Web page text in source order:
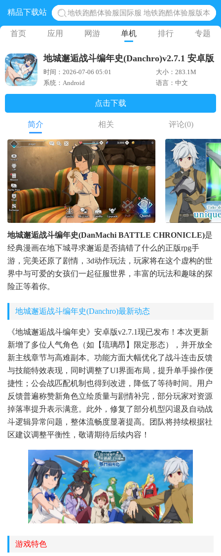
精品下载站
地铁跑酷体验服国际服 地铁跑酷体验服版本
网易光遇手游正版 点亮星空共庆周年
黎明觉醒生机腾讯正版 黎明觉醒生机国际服
蛋仔派对下载 蛋仔派对体验服
奥特曼王者传奇 正版奥特曼游戏
首页 应用 网游 单机 排行 专题
地城邂逅战斗编年史(Danchro)v2.7.1 安卓版
时间：2026-07-06 05:01
大小：283.1M
系统：Android
语言：中文
点击下载
简介 相关 评论(0)
地城邂逅战斗编年史(DanMachi BATTLE CHRONICLE)是
经典漫画在地下城寻求邂逅是否搞错了什么的正版rpg手
游，完美还原了剧情，3d动作玩法，玩家将在这个虚构的世
界中与可爱的女孩们一起征服世界，丰富的玩法和趣味的探
险正等着你。
地城邂逅战斗编年史(Danchro)最新动态
《地城邂逅战斗编年史》安卓版v2.7.1现已发布！本次更新
新增了多位人气角色（如【琉璃昂】限定形态），并开放全
新主线章节与高难副本。功能方面大幅优化了战斗连击反馈
与技能特效表现，同时调整了UI界面布局，提升单手操作便
捷性；公会战匹配机制也得到改进，降低了等待时间。用户
反馈普遍称赞新角色立绘质量与剧情补完，部分玩家对资源
掉落率提升表示满意。此外，修复了部分机型闪退及自动战
斗逻辑异常问题，整体流畅度显著提高。团队将持续根据社
区建议调整平衡性，敬请期待后续内容！
游戏特色